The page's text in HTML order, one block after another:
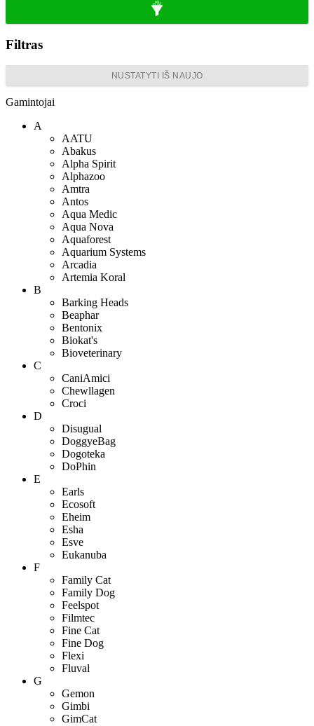
Filtras
NUSTATYTI IŠ NAUJO
Gamintojai
A
AATU
Abakus
Alpha Spirit
Alphazoo
Amtra
Antos
Aqua Medic
Aqua Nova
Aquaforest
Aquarium Systems
Arcadia
Artemia Koral
B
Barking Heads
Beaphar
Bentonix
Biokat's
Bioveterinary
C
CaniAmici
Chewllagen
Croci
D
Disugual
DoggyeBag
Dogoteka
DoPhin
E
Earls
Ecosoft
Eheim
Esha
Esve
Eukanuba
F
Family Cat
Family Dog
Feelspot
Filmtec
Fine Cat
Fine Dog
Flexi
Fluval
G
Gemon
Gimbi
GimCat